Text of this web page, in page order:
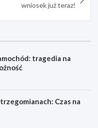
wniosek już teraz!
tragedia na
Czas na